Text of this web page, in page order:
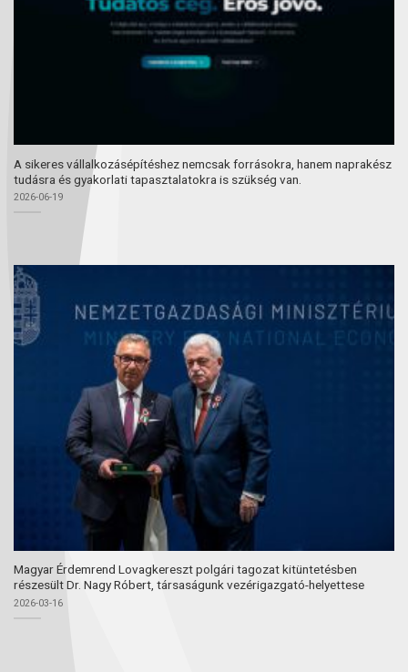
A sikeres vállalkozásépítéshez nemcsak forrásokra, hanem naprakész
tudásra és gyakorlati tapasztalatokra is szükség van.
2026-06-19
Magyar Érdemrend Lovagkereszt polgári tagozat kitüntetésben
részesült Dr. Nagy Róbert, társaságunk vezérigazgató-helyettese
2026-03-16